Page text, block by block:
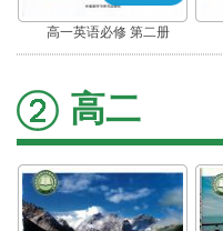
高一英语必修 第二册
高二